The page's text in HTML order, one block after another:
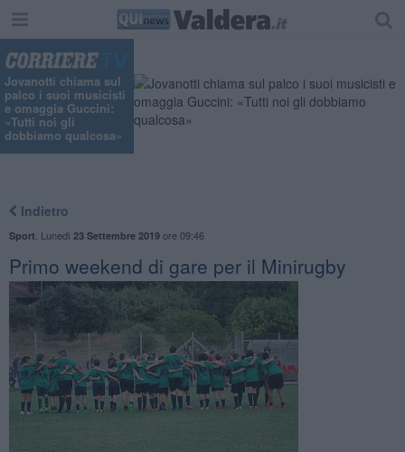
Jovanotti chiama sul
palco i suoi musicisti
e omaggia Guccini:
«Tutti noi gli
dobbiamo qualcosa»
Indietro
Sport Lunedì 23 Settembre 2019ore 09:46
Primo weekend di gare per il Minirugby